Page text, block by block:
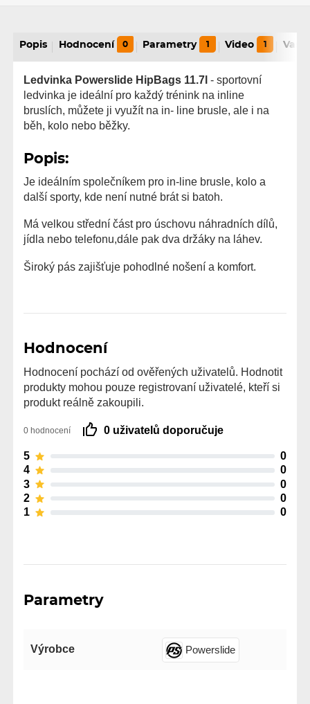
Popis Hodnocení 0 Parametry 1 Video 1
Ledvinka Powerslide HipBags 11.7l - sportovní
ledvinka je ideální pro každý trénink na inline
bruslích, můžete ji využít na in- line brusle, ale i na
běh, kolo nebo běžky.
Popis:
Je ideálním společníkem pro in-line brusle, kolo a
další sporty, kde není nutné brát si batoh.
Má velkou střední část pro úschovu náhradních dílů,
jídla nebo telefonu,dále pak dva držáky na láhev.
Široký pás zajišťuje pohodlné nošení a komfort.
Hodnocení
Hodnocení pochází od ověřených uživatelů. Hodnotit
produkty mohou pouze registrovaní uživatelé, kteří si
produkt reálně zakoupili.
0 hodnocení 0 uživatelů doporučuje
5
0
4
0
3
0
2
0
1
0
Parametry
Výrobce Powerslide